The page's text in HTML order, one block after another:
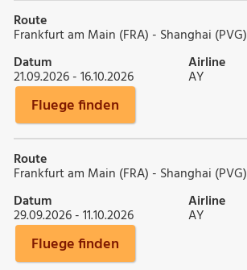
Route
Frankfurt am Main (FRA) - Shanghai (PVG)
Datum
21.09.2026 - 16.10.2026
Airline
AY
Fluege finden
Route
Frankfurt am Main (FRA) - Shanghai (PVG)
Datum
29.09.2026 - 11.10.2026
Airline
AY
Fluege finden